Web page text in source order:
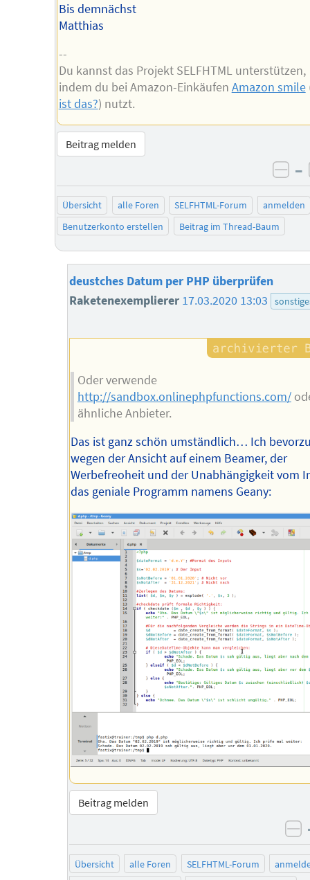
Bis demnächst
Matthias
--
Du kannst das Projekt SELFHTML unterstützen,
indem du bei Amazon-Einkäufen Amazon smile
ist das?) nutzt.
Beitrag melden
–
Übersicht alle Foren SELFHTML-Forum
anmelden
Benutzerkonto erstellen
Beitrag im Thread-Baum
deustches Datum per PHP überprüfen
Raketenexemplierer 17.03.2020 13:03
Oder verwende
http://sandbox.onlinephpfunctions.com/
ähnliche Anbieter.
Das ist ganz schön umständlich… Ich
wegen der Ansicht auf einem Beamer, der
Werbefreoheit und der Unabhängigkeit vom
das geniale Programm namens Geany:
Beitrag melden
Übersicht alle Foren SELFHTML-Forum